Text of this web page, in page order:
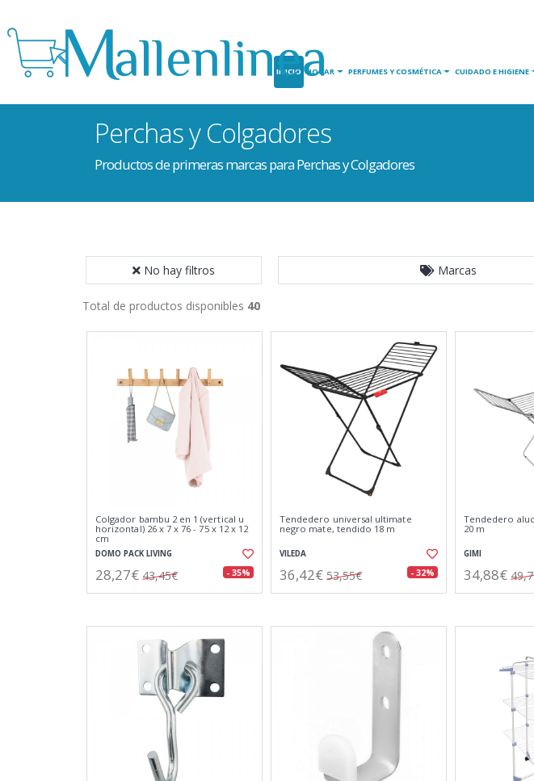
INICIO HOGAR PERFUMES Y COSMÉTICA CUIDADO E HIGIENE
Perchas y Colgadores
Productos de primeras marcas para Perchas y Colgadores
No hay filtros Marcas
Total de productos disponibles 40
Colgador bambu 2 en 1 (vertical u
horizontal) 26 x 7 x 76 - 75 x 12 x 12
cm
DOMO PACK LIVING
28,27€ 43,45€ - 35%
Tendedero universal ultimate
negro mate, tendido 18 m
VILEDA
36,42€ 53,55€ - 32%
Tendedero
20 m
GIMI
34,88€